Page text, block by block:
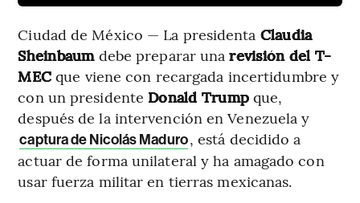
Ciudad de México — La presidenta Claudia
Sheinbaumdebe preparar unarevisión del T-
MEC que viene con recargada incertidumbre y
con un presidente Donald Trump que,
después de la intervención en Venezuela y
captura de Nicolás Maduro, está decidido a
actuar de forma unilateral y ha amagado con
usar fuerza militar en tierras mexicanas.